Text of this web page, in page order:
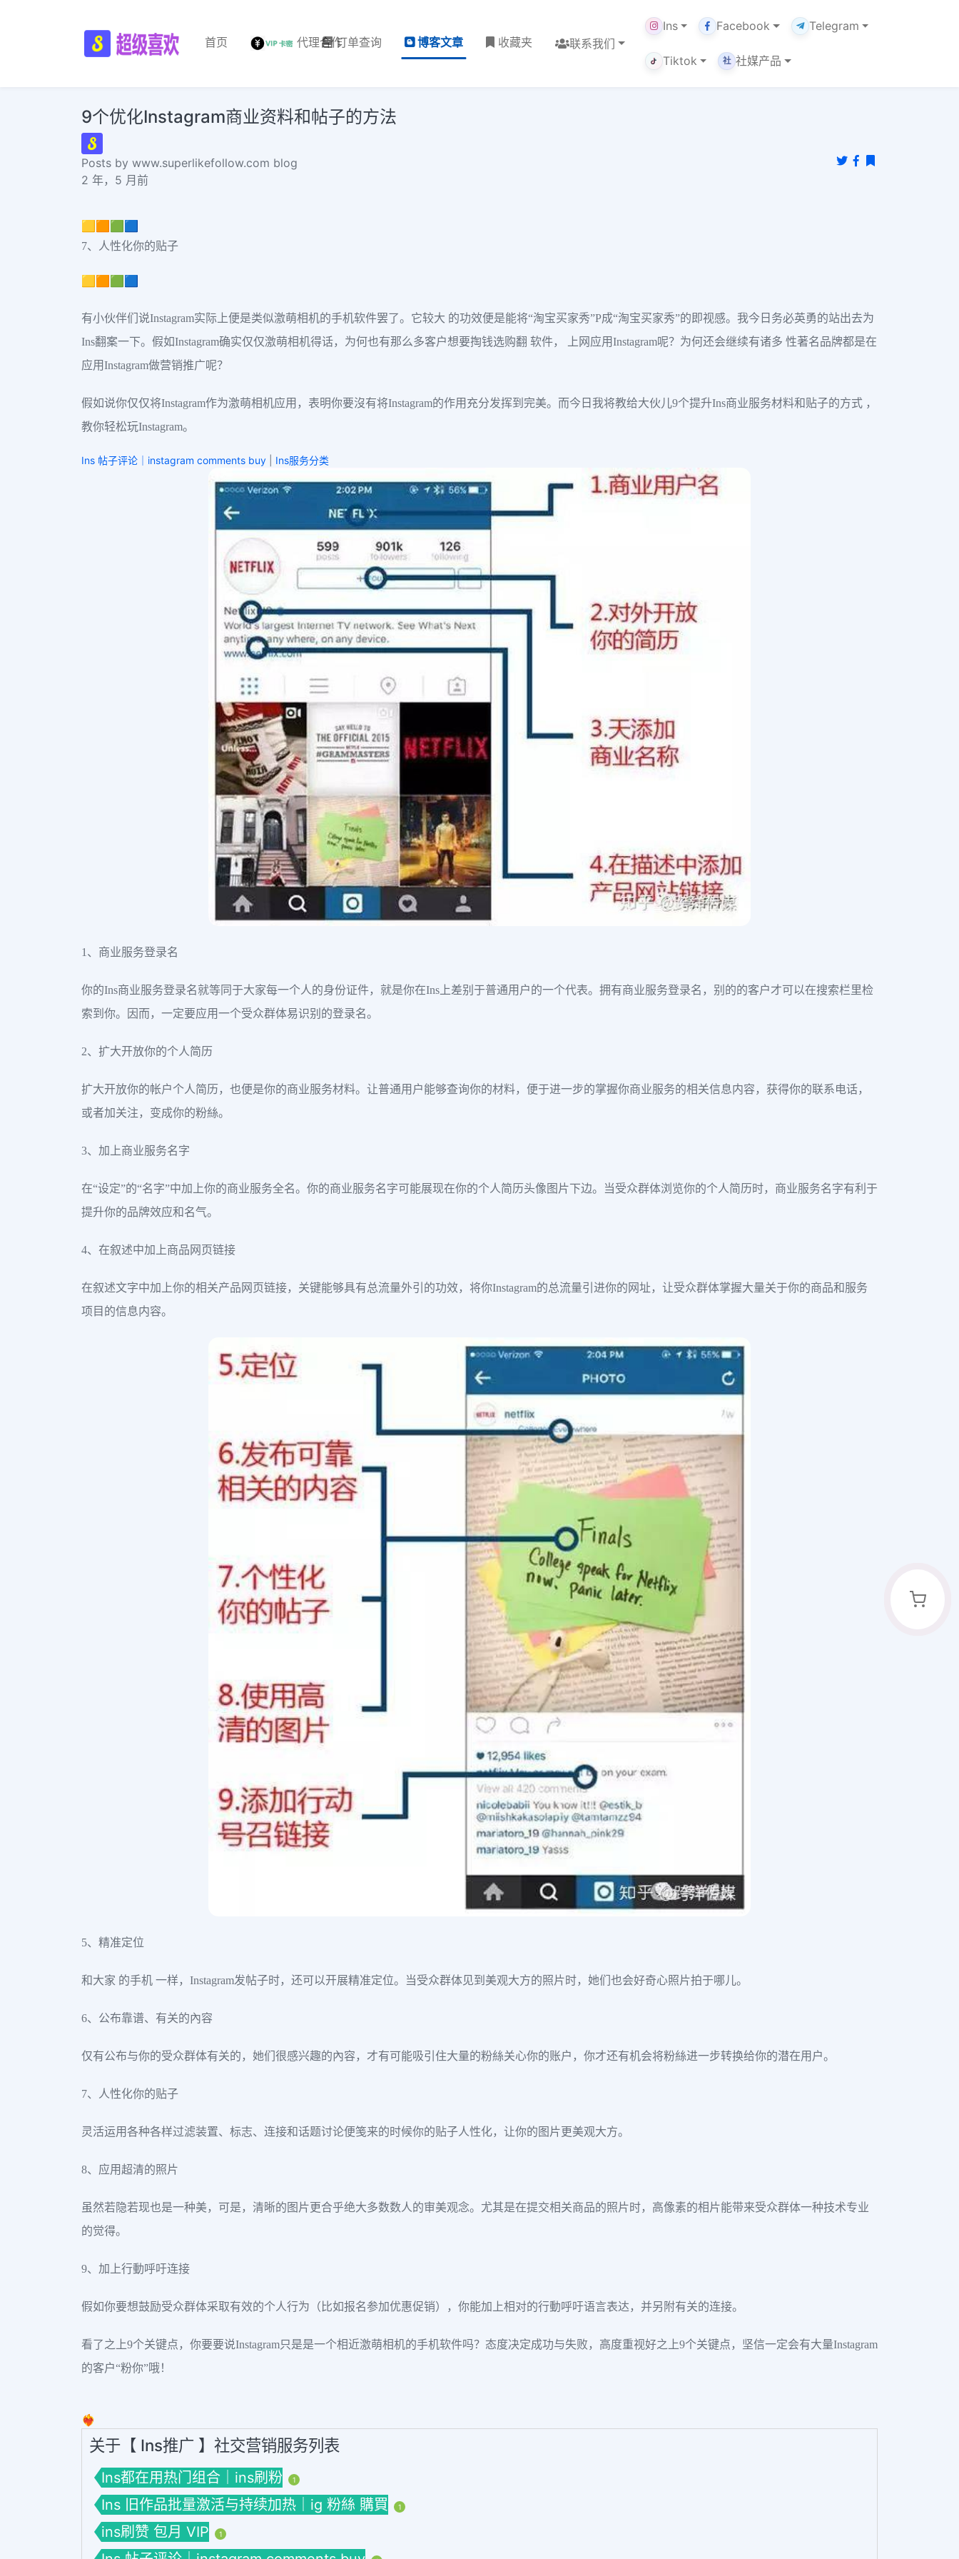
首页 代理合作订单查询 博客文章 收藏夹 联系我们
Ins Facebook Telegram
Tiktok 社 社媒产品
9个优化Instagram商业资料和帖子的方法
Posts by www.superlikefollow.com blog
2 年，5 月前
🟨🟧🟩🟦
7、人性化你的贴子
🟨🟧🟩🟦
有小伙伴们说Instagram实际上便是类似激萌相机的手机软件罢了。它较大 的功效便是能将“淘宝买家秀”P成“淘宝买家秀”的即视感。我今日务必英勇的站出去为
Ins翻案一下。假如Instagram确实仅仅激萌相机得话，为何也有那么多客户想要掏钱选购翻 软件， 上网应用Instagram呢？为何还会继续有诸多 性著名品牌都是在
应用Instagram做营销推广呢？
假如说你仅仅将Instagram作为激萌相机应用，表明你要沒有将Instagram的作用充分发挥到完美。而今日我将教给大伙儿9个提升Ins商业服务材料和贴子的方式 ，
教你轻松玩Instagram。
Ins 帖子评论｜instagram comments buy Ins服务分类
1、商业服务登录名
你的Ins商业服务登录名就等同于大家每一个人的身份证件，就是你在Ins上差别于普通用户的一个代表。拥有商业服务登录名，别的的客户才可以在搜索栏里检
索到你。因而，一定要应用一个受众群体易识别的登录名。
2、扩大开放你的个人简历
扩大开放你的帐户个人简历，也便是你的商业服务材料。让普通用户能够查询你的材料，便于进一步的掌握你商业服务的相关信息内容，获得你的联系电话，
或者加关注，变成你的粉絲。
3、加上商业服务名字
在“设定”的“名字”中加上你的商业服务全名。你的商业服务名字可能展现在你的个人简历头像图片下边。当受众群体浏览你的个人简历时，商业服务名字有利于
提升你的品牌效应和名气。
4、在叙述中加上商品网页链接
在叙述文字中加上你的相关产品网页链接，关键能够具有总流量外引的功效，将你Instagram的总流量引进你的网址，让受众群体掌握大量关于你的商品和服务
项目的信息内容。
5、精准定位
和大家 的手机 一样，Instagram发帖子时，还可以开展精准定位。当受众群体见到美观大方的照片时，她们也会好奇心照片拍于哪儿。
6、公布靠谱、有关的內容
仅有公布与你的受众群体有关的，她们很感兴趣的內容，才有可能吸引住大量的粉絲关心你的账户，你才还有机会将粉絲进一步转换给你的潜在用户。
7、人性化你的贴子
灵活运用各种各样过滤装置、标志、连接和话题讨论便笺来的时候你的贴子人性化，让你的图片更美观大方。
8、应用超清的照片
虽然若隐若现也是一种美，可是，清晰的图片更合乎绝大多数数人的审美观念。尤其是在提交相关商品的照片时，高像素的相片能带来受众群体一种技术专业
的觉得。
9、加上行動呼吁连接
假如你要想鼓励受众群体采取有效的个人行为（比如报名参加优惠促销），你能加上相对的行動呼吁语言表达，并另附有关的连接。
看了之上9个关键点，你要要说Instagram只是是一个相近激萌相机的手机软件吗？态度决定成功与失败，高度重视好之上9个关键点，坚信一定会有大量Instagram
的客户“粉你”哦！
❤️‍🔥
关于【 Ins推广 】社交营销服务列表
Ins都在用热门组合｜ins刷粉 1
Ins 旧作品批量激活与持续加热｜ig 粉絲 購買 1
ins刷赞 包月 VIP 1